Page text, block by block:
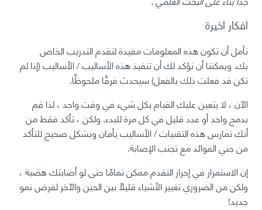
افكار اخيرة
نأمل أن تكون هذه المعلومات مفيدة لتقدم التدريب الخاص
بك. ويمكننا أن نؤكد لك أن تنفيذ هذه الأساليب / الأساليب (إذا لم
تكن قد فعلت ذلك بالفعل) سيحدث فرقًا ملحوظًا.
الآن ، لا يتعين عليك القيام بكل شيء في وقت واحد ، لذا قم
بدمج واحد أو عدد قليل في كل مرة للبدء. ولكن ، تأكد فقط من
أنك تمارس هذه التقنيات / الأساليب بأمان وبشكل صحيح للتأكد
من جني الفوائد مع تجنب الإصابة.
إن الاستمرار في إحراز التقدم ممكن تمامًا حتى لو أصابتك هضبة ،
ولكن من الضروري تغيير الأشياء قليلاً بين الحين والآخر لفرض نمو
جديد!